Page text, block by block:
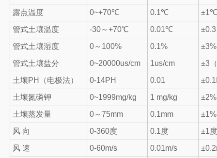
露点温度 0~+70℃ 0.1℃ ±1℃
管式土壤温度 -30～+70℃ 0.01℃
管式土壤湿度 0～100% 0.1% ±3%
管式土壤盐分 0~20000us/cm 1us/cm ±3
土壤PH（电极法） 0-14PH 0.01
土壤氮磷钾 0~1999mg/kg 1 mg/kg ±2%
土壤蒸发量 0～75mm 0.1mm ±1%
风 向 0-360度 0.1度 ±1度
风 速 0-60m/s 0.01m/s